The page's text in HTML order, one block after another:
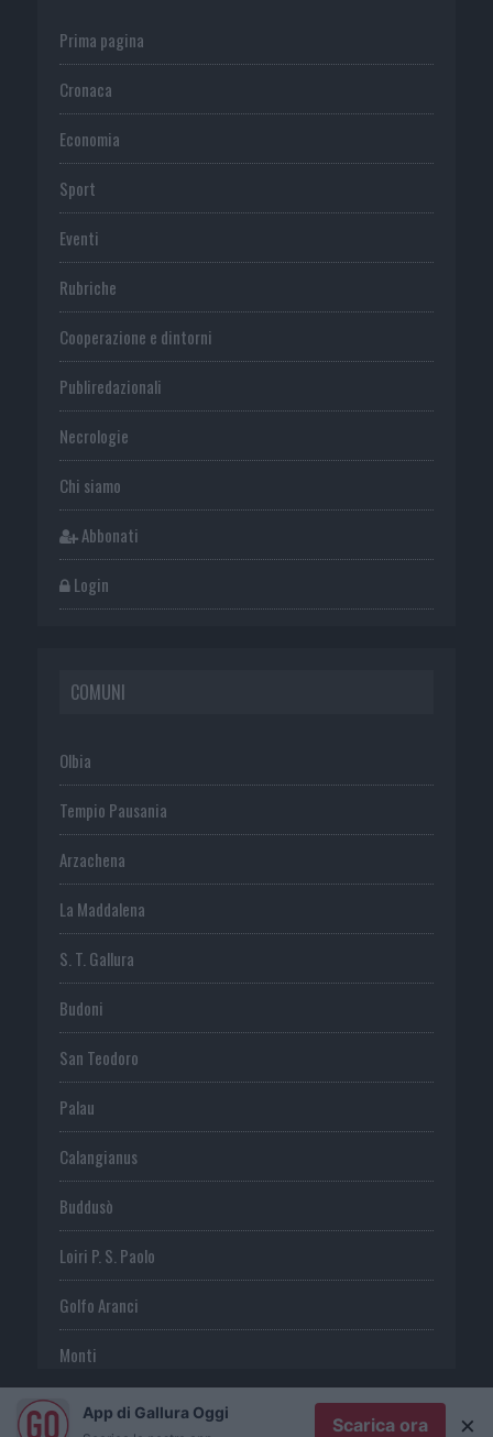
Prima pagina
Cronaca
Economia
Sport
Eventi
Rubriche
Cooperazione e dintorni
Publiredazionali
Necrologie
Chi siamo
Abbonati
Login
COMUNI
Olbia
Tempio Pausania
Arzachena
La Maddalena
S. T. Gallura
Budoni
San Teodoro
Palau
Calangianus
Buddusò
Loiri P. S. Paolo
Golfo Aranci
Monti
TeltiApp di Gallura Oggi
Scarica ora ×